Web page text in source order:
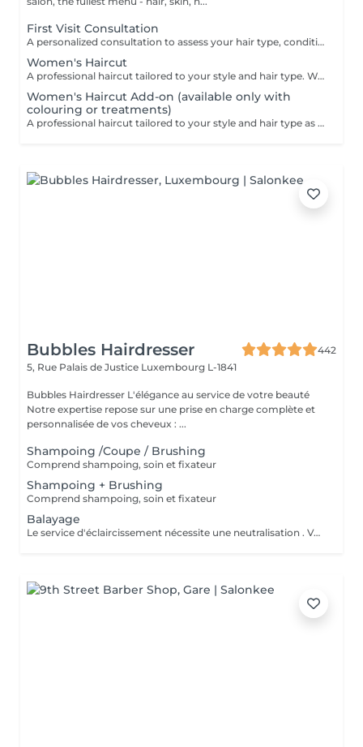
First Visit Consultation
A personalized consultation to assess your hair type, condition, and goals helping us recommend the perfect treatments, color, or cut to suit your style and lifestyle.
Women's Haircut
A professional haircut tailored to your style and hair type. We begin with a short consultation to discuss your expectations, followed by a gentle wash while you relax lying comfortably in our Maletti chair, a precise cut, and a smooth blow-dry. We use Dyson Pro tools that protect your hair from excessive heat and deliver a sleek, polished finish. LaBiosthétique care and styling products provide holistic care for hair and scalp, combining scientific research with carefully selected natural ingredients. All brushes are sanitised with Sibel equipment, which effectively removes hair, product buildup, and impurities while reducing bacteria on the brush surface to maintain high hygiene standards for every client. For a more defined final look, styling can be added as an add-on. Simple, Moderate, Complex This grading reflects your hair's individual characteristics, such as texture, density, and length and is assessed by your hairdresser at the start of your visit. Not sure which to choose? We recommend booking Complex. The price will be adjusted after your consultation. Note: This is not related to the difficulty of haircuts or timing.
Women's Haircut Add-on (available only with
colouring or treatments)
A professional haircut tailored to your style and hair type as an add-on to colouring or treatments. We begin with a short consultation to discuss your expectations, followed by a gentle wash while you relax lying comfortably in our Maletti chair, a precise cut, and a smooth blow-dry. We use Dyson Pro tools that protect your hair from excessive heat and deliver a sleek, polished finish. LaBiosthétique care and styling products provide holistic care for hair and scalp, combining scientific research with carefully selected natural ingredients. All brushes are sanitised with Sibel equipment, which effectively removes hair, product buildup, and impurities while reducing bacteria on the brush surface to maintain high hygiene standards for every client. For a more defined final look, styling can be added as an add-on. Simple, Moderate, Complex This grading reflects your hair's individual characteristics, such as texture, density, and length and is assessed by your hairdresser at the start of your visit. Not sure which to choose? We recommend booking Complex. The price will be adjusted after your consultation. Note: This is not related to the difficulty of haircuts or timing.
Bubbles Hairdresser
442
5, Rue Palais de Justice Luxembourg L-1841
Bubbles Hairdresser L'élégance au service de votre beauté
Notre expertise repose sur une prise en charge complète et
personnalisée de vos cheveux : ...
Shampoing /Coupe / Brushing
Comprend shampoing, soin et fixateur
Shampoing + Brushing
Comprend shampoing, soin et fixateur
Balayage
Le service d'éclaircissement nécessite une neutralisation . Veuillez cliquer sur le service Patine/Gloss